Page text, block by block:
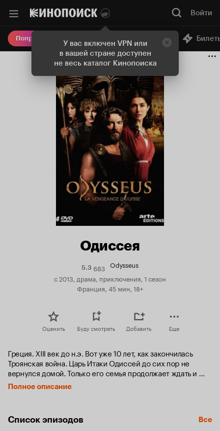
У вас включен VPN или
в вашей стране доступен
не весь каталог Кинопоиска
Войти
Попробовать Плюс Онлайн-кинотеатр
Одиссея
5.3Рейтинг
683 Odysseus
с 2013, драма, приключения, 1 сезон
Франция, 45 мин, 18+
Оценить Буду смотреть Добавить Еще
Греция. ХIII век до н.э. Вот уже 10 лет, как закончилась
Троянская война. Царь Итаки Одиссей до сих пор не
вернулся домой. Только его семья продолжает ждать и
верить, что он жив. Стать царем вожделеют многие и
настойчиво требуют от царицы Пенелопы вступить в
ждать.
Полное описание
Список эпизодов Все